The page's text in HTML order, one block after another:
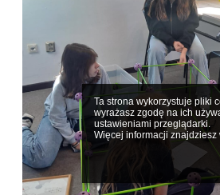
Ta strona wykorzystuje pliki
wyrażasz zgodę na ich
ustawieniami przeglądarki.
Więcej informacji znajdziesz